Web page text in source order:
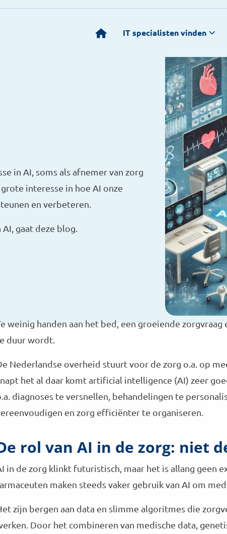
IT specialisten vinden
in AI, soms als afnemer van zorg
interesse in hoe AI onze
en verbeteren.
gaat deze blog.
weinig handen aan het bed, een groeiende
duur wordt.
Nederlandse overheid stuurt voor de zorg o.a. op
het al daar komt artificial intelligence (AI) zeer
diagnoses te versnellen, behandelingen te
en zorg efficiënter te organiseren.
rol van AI in de zorg: niet
in de zorg klinkt futuristisch, maar het is allang geen
maken steeds vaker gebruik van AI om
zijn bergen aan data en slimme algoritmes die
Door het combineren van medische data,